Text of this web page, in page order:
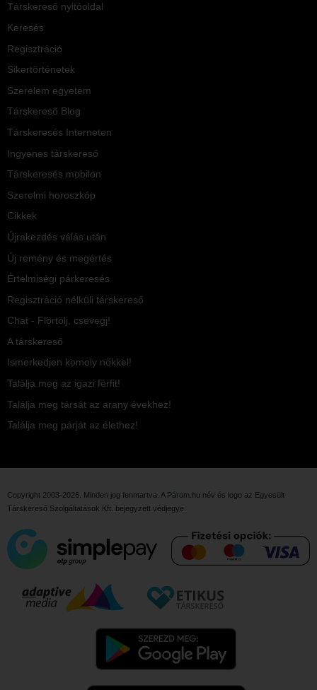
Társkereső nyitóoldal
Keresés
Regisztráció
Sikertörténetek
Szerelem egyetem
Társkereső Blog
Társkeresés Interneten
Ingyenes társkereső
Társkeresés mobilon
Szerelmi horoszkóp
Cikkek
Újrakezdés válás után
Új remény és megértés
Értelmiségi párkeresés
Regisztráció nélküli társkereső
Chat - Flörtölj, csevegj!
A társkereső
Ismerkedjen komoly nőkkel!
Találja meg az igazi férfit!
Találja meg társát az arany évekhez!
Találja meg párját az élethez!
Copyright 2003-2026. Minden jog fenntartva. A Párom.hu név és logo az Egyesült
Társkereső Szolgáltatások Kft.
bejegyzett védjegye.